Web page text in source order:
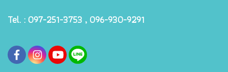
Tel. : 097-251-3753 , 096-930-9291